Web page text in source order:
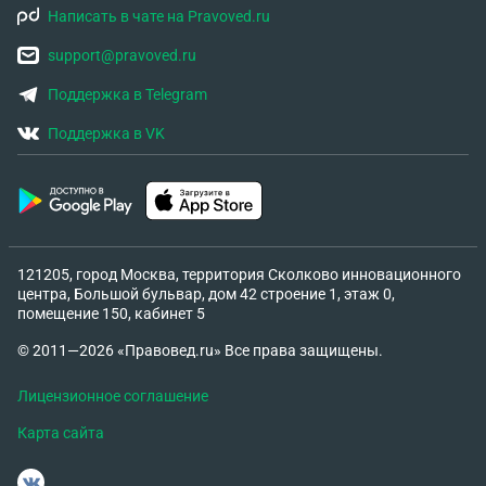
Написать в чате на Pravoved.ru
support@pravoved.ru
Поддержка в Telegram
Поддержка в VK
121205, город Москва, территория Сколково инновационного
центра, Большой бульвар, дом 42 строение 1, этаж 0,
помещение 150, кабинет 5
© 2011—2026 «Правовед.ru» Все права защищены.
Лицензионное соглашение
Карта сайта